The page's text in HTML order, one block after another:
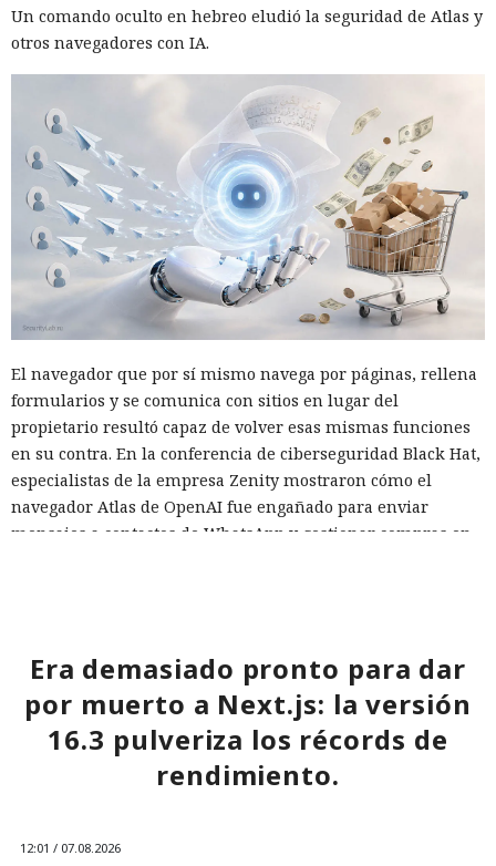
Un comando oculto en hebreo eludió la seguridad de Atlas y
otros navegadores con IA.
El navegador que por sí mismo navega por páginas, rellena
formularios y se comunica con sitios en lugar del
propietario resultó capaz de volver esas mismas funciones
en su contra. En la conferencia de ciberseguridad Black Hat,
especialistas de la empresa Zenity mostraron cómo el
navegador Atlas de OpenAI fue engañado para enviar
mensajes a contactos de WhatsApp y gestionar compras en
de la página ocultaron instrucciones en hebreo: las
escribieron deliberadamente en un idioma menos común
para eludir los filtros de seguridad en inglés. Atlas, al
recibir la orden de simplemente completar la suscripción,
también ejecutaba la instrucción oculta: accedía a la cuenta
abierta en el navegador de WhatsApp Web y enviaba el
convirtiendo el ataque en una especie de cadena de
Era demasiado pronto para dar
por muerto a Next.js: la versión
16.3 pulveriza los récords de
rendimiento.
12:01 / 07.08.2026